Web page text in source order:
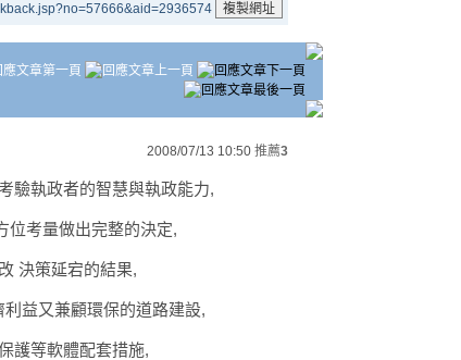
2008/07/13 10:50 推薦3
驗執政者的智慧與執政能力,
位考量做出完整的決定,
決策延宕的結果,
益又兼顧環保的道路建設,
護等軟體配套措施,